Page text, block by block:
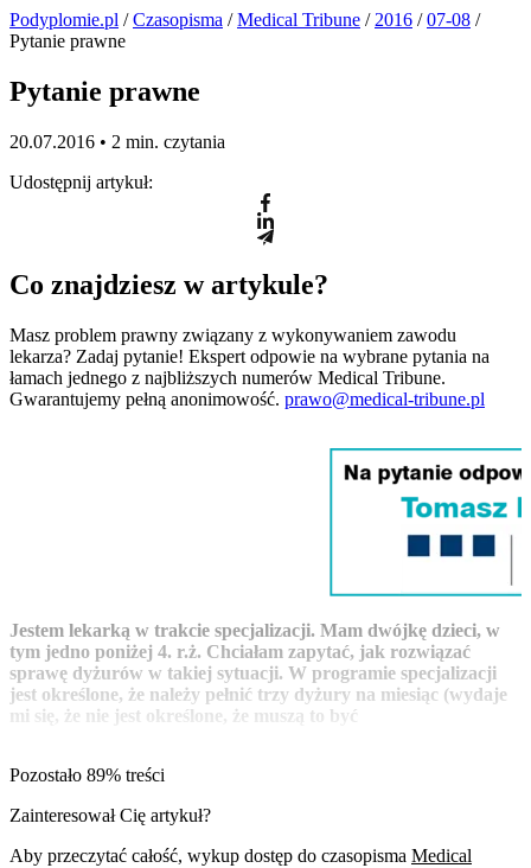
Podyplomie.pl /Czasopisma /Medical Tribune / 2016 /07-08 /
Pytanie prawne
Pytanie prawne
20.07.2016 • 2 min. czytania
Udostępnij artykuł:
Co znajdziesz w artykule?
Masz problem prawny związany z wykonywaniem zawodu
lekarza? Zadaj pytanie! Ekspert odpowie na wybrane pytania na
łamach jednego z najbliższych numerów Medical Tribune.
Gwarantujemy pełną anonimowość. prawo@medical-tribune.pl
Jestem lekarką w trakcie specjalizacji. Mam dwójkę dzieci, w
tym jedno poniżej 4. r.ż. Chciałam zapytać, jak rozwiązać
sprawę dyżurów w takiej sytuacji. W programie specjalizacji
jest określone, że należy pełnić trzy dyżury na miesiąc (wydaje
mi się, że nie jest określone, że muszą to być
Pozostało 89% treści
Zainteresował Cię artykuł?
Aby przeczytać całość, wykup dostęp do czasopisma Medical